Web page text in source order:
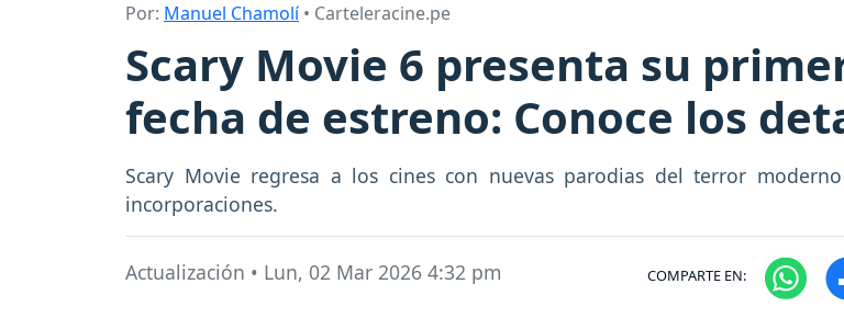
Por: Manuel Chamolí• Carteleracine.pe
Scary Movie 6 presenta su
fecha de estreno: Conoce los
Scary Movie regresa a los cines con nuevas parodias del terror
incorporaciones.
Actualización • Lun, 02 Mar 2026 4:32 pm COMPARTE EN: